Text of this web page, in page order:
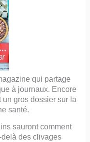
qui partage
à journaux. Encore
gros dossier sur la
santé.
sauront comment
des clivages